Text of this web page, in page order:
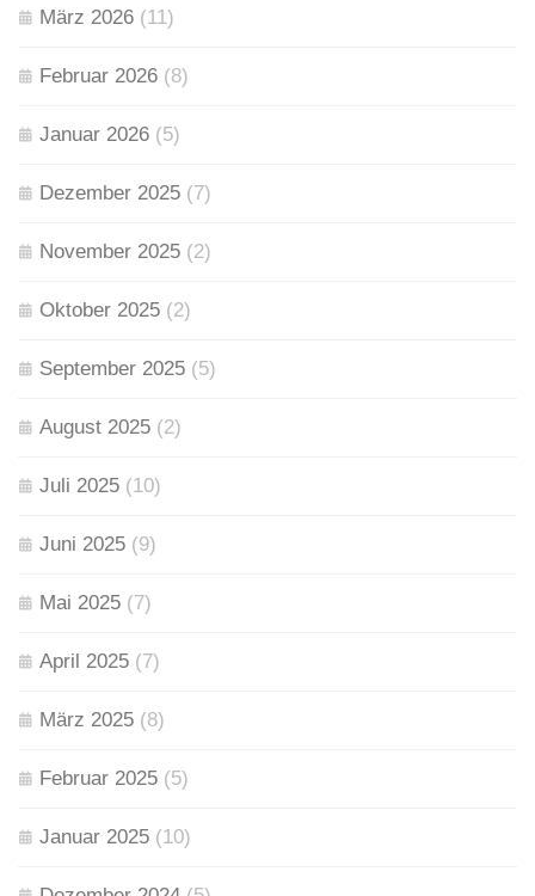
März 2026 (11)
Februar 2026 (8)
Januar 2026 (5)
Dezember 2025 (7)
November 2025 (2)
Oktober 2025 (2)
September 2025 (5)
August 2025 (2)
Juli 2025 (10)
Juni 2025 (9)
Mai 2025 (7)
April 2025 (7)
März 2025 (8)
Februar 2025 (5)
Januar 2025 (10)